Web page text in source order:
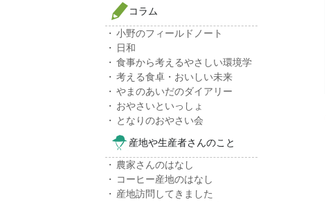
コラム
小野のフィールドノート
日和
食事から考えるやさしい環境学
考える食卓・おいしい未来
やまのあいだのダイアリー
おやさいといっしょ
となりのおやさい会
産地や生産者さんのこと
農家さんのはなし
コーヒー産地のはなし
産地訪問してきました